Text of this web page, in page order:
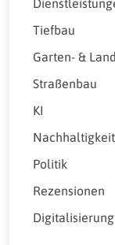
Tiefbau
Garten- &
Straßenbau
KI
Nachhaltigkeit
Politik
Rezensionen